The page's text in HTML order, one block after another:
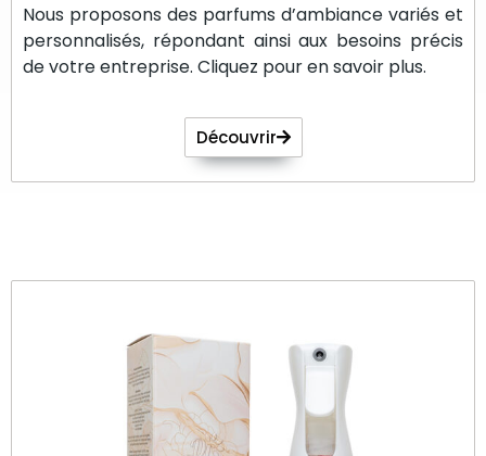
Nous proposons des parfums d’ambiance variés et
personnalisés, répondant ainsi aux besoins précis
de votre entreprise. Cliquez pour en savoir plus.
Découvrir